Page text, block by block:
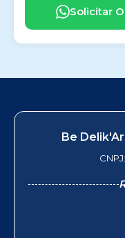
Solicitar
Be